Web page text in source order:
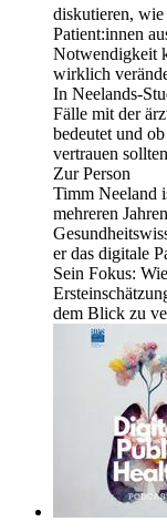
diskutieren,
Patient:innen
Notwendigkeit
wirklich
In Neelands-
Fälle mit der
bedeutet und
vertrauen
Zur Person
Timm Neeland
mehreren
er das digitale
Sein Fokus:
dem Blick zu